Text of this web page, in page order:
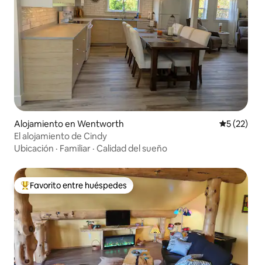
Alojamiento en Wentworth
5 (22)
El alojamiento de Cindy
Ubicación · Familiar · Calidad del sueño
Favorito entre huéspedes preferido
Favorito entre huéspedes